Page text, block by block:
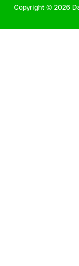
Copyright © 2026